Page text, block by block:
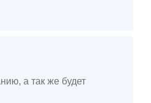
а так же будет